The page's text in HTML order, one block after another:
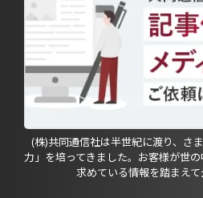
(株)共同通信社は半世紀に渡り、さ
力」を培ってきました。お客様が世
求めている情報を踏まえて